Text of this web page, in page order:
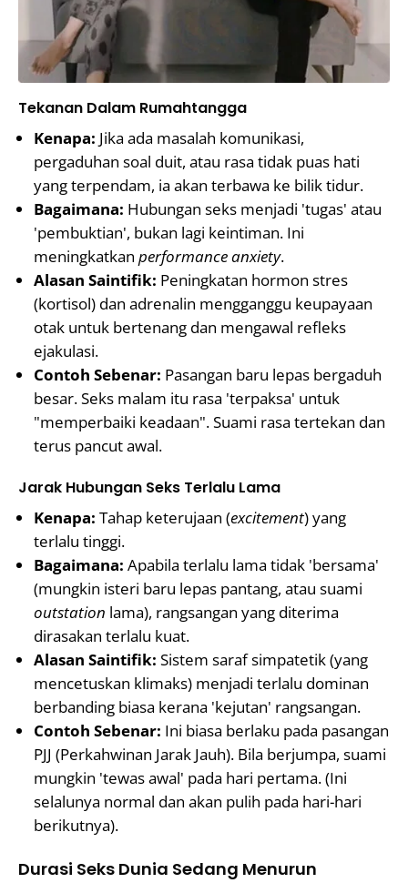
Tekanan Dalam Rumahtangga
Kenapa: Jika ada masalah komunikasi,
pergaduhan soal duit, atau rasa tidak puas hati
yang terpendam, ia akan terbawa ke bilik tidur.
Bagaimana: Hubungan seks menjadi 'tugas' atau
'pembuktian', bukan lagi keintiman. Ini
meningkatkan performance anxiety.
Alasan Saintifik: Peningkatan hormon stres
(kortisol) dan adrenalin mengganggu keupayaan
otak untuk bertenang dan mengawal refleks
ejakulasi.
Contoh Sebenar: Pasangan baru lepas bergaduh
besar. Seks malam itu rasa 'terpaksa' untuk
"memperbaiki keadaan". Suami rasa tertekan dan
terus pancut awal.
Jarak Hubungan Seks Terlalu Lama
Kenapa: Tahap keterujaan (excitement) yang
terlalu tinggi.
Bagaimana: Apabila terlalu lama tidak 'bersama'
(mungkin isteri baru lepas pantang, atau suami
outstation lama), rangsangan yang diterima
dirasakan terlalu kuat.
Alasan Saintifik: Sistem saraf simpatetik (yang
mencetuskan klimaks) menjadi terlalu dominan
berbanding biasa kerana 'kejutan' rangsangan.
Contoh Sebenar: Ini biasa berlaku pada pasangan
PJJ (Perkahwinan Jarak Jauh). Bila berjumpa, suami
mungkin 'tewas awal' pada hari pertama. (Ini
selalunya normal dan akan pulih pada hari-hari
berikutnya).
Durasi Seks Dunia Sedang Menurun